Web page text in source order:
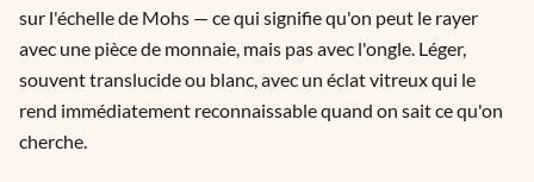
sur l'échelle de Mohs — ce qui signifie qu'on peut le rayer
avec une pièce de monnaie, mais pas avec l'ongle. Léger,
souvent translucide ou blanc, avec un éclat vitreux qui le
rend immédiatement reconnaissable quand on sait ce qu'on
cherche.